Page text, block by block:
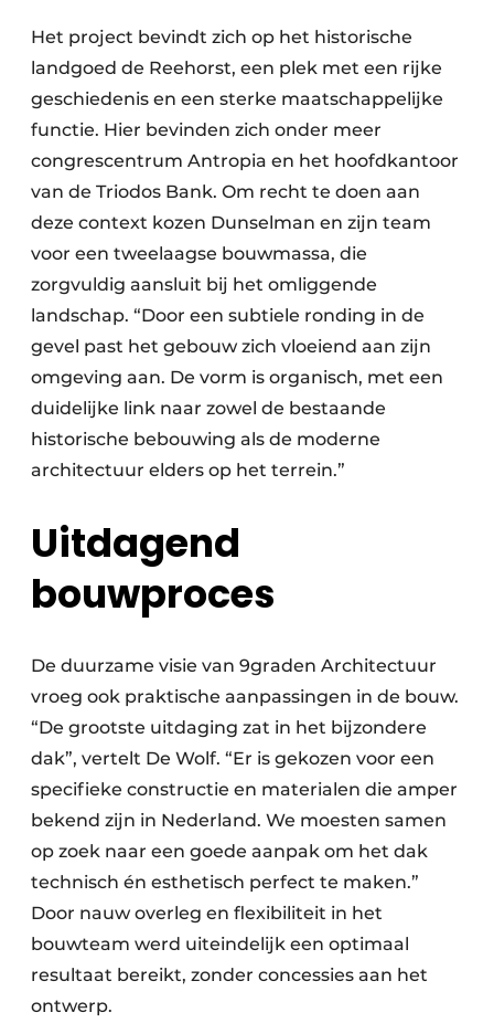
Het project bevindt zich op het historische
landgoed de Reehorst, een plek met een rijke
geschiedenis en een sterke maatschappelijke
functie. Hier bevinden zich onder meer
congrescentrum Antropia en het hoofdkantoor
van de Triodos Bank. Om recht te doen aan
deze context kozen Dunselman en zijn team
voor een tweelaagse bouwmassa, die
zorgvuldig aansluit bij het omliggende
landschap. “Door een subtiele ronding in de
gevel past het gebouw zich vloeiend aan zijn
omgeving aan. De vorm is organisch, met een
duidelijke link naar zowel de bestaande
historische bebouwing als de moderne
architectuur elders op het terrein.”
Uitdagend
bouwproces
De duurzame visie van 9graden Architectuur
vroeg ook praktische aanpassingen in de bouw.
“De grootste uitdaging zat in het bijzondere
dak”, vertelt De Wolf. “Er is gekozen voor een
specifieke constructie en materialen die amper
bekend zijn in Nederland. We moesten samen
op zoek naar een goede aanpak om het dak
technisch én esthetisch perfect te maken.”
Door nauw overleg en flexibiliteit in het
bouwteam werd uiteindelijk een optimaal
resultaat bereikt, zonder concessies aan het
ontwerp.